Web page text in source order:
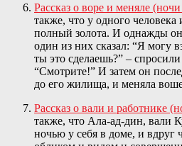
Рассказ о воре и меняле
также, что у одного
полный золота. И однажды
один из них сказал: “Я могу
ты это сделаешь?” –
“Смотрите!” И затем он
до его жилища, и меняла
Рассказ о вали и работнике
также, что Ала-ад-дин, вали
ночью у себя в доме, и вдруг